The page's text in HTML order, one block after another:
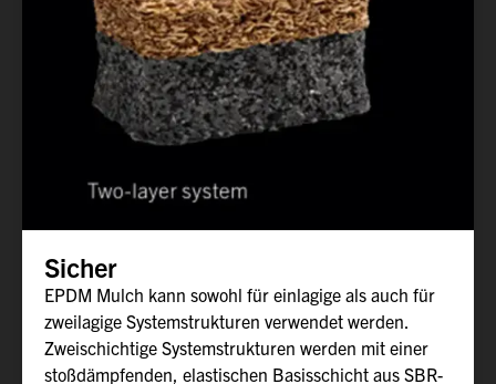
Sicher
EPDM Mulch kann sowohl für einlagige als auch für
zweilagige Systemstrukturen verwendet werden.
Zweischichtige Systemstrukturen werden mit einer
stoßdämpfenden, elastischen Basisschicht aus SBR-